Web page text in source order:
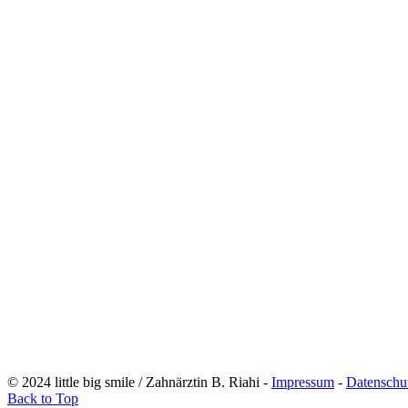
© 2024 little big smile / Zahnärztin B. Riahi - Impressum -
Back to Top